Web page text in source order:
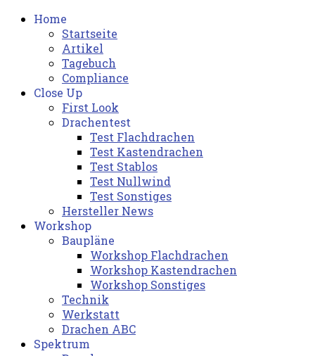
Home
Startseite
Artikel
Tagebuch
Compliance
Close Up
First Look
Drachentest
Test Flachdrachen
Test Kastendrachen
Test Stablos
Test Nullwind
Test Sonstiges
Hersteller News
Workshop
Baupläne
Workshop Flachdrachen
Workshop Kastendrachen
Workshop Sonstiges
Technik
Werkstatt
Drachen ABC
Spektrum